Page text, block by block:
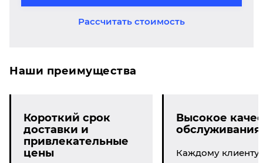
Рассчитать стоимость
Наши преимущества
Короткий срок
доставки и
привлекательные
цены
Высокое
обслуживания
Каждому клиенту